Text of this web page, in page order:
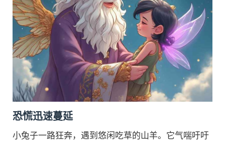
恐慌迅速蔓延
小兔子一路狂奔，遇到悠闲吃草的山羊。它气喘吁吁